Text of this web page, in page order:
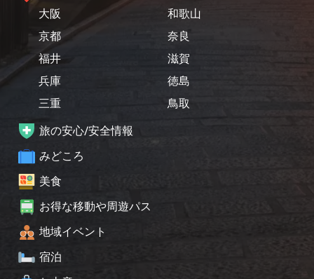
大阪
京都
福井
兵庫
三重
和歌山
奈良
滋賀
徳島
鳥取
旅の安心/安全情報
みどころ
美食
お得な移動や周遊パス
地域イベント
宿泊